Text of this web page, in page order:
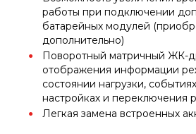
работы при подключении
батарейных модулей
дополнительно)
Поворотный матричный ЖК-
отображения информации
состоянии нагрузки,
настройках и переключения
Легкая замена встроенных